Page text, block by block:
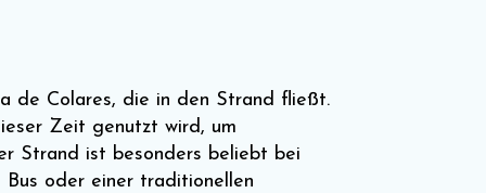
de Colares, die in den Strand fließt.
Zeit genutzt wird, um
Strand ist besonders beliebt bei
oder einer traditionellen